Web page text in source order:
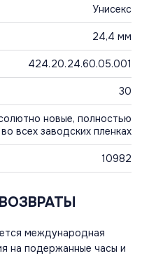
Унисекс
24,4 мм
424.20.24.60.05.001
30
новые, полностью
во всех заводских пленках
10982
международная
на подержанные часы и